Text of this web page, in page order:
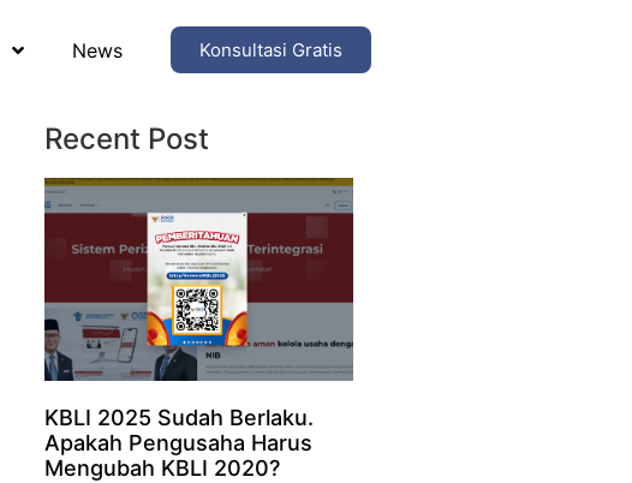
News Konsultasi Gratis
Recent Post
KBLI 2025 Sudah Berlaku.
Apakah Pengusaha Harus
Mengubah KBLI 2020?